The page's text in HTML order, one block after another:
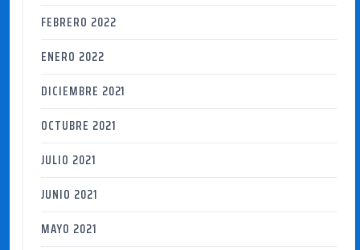
FEBRERO 2022
ENERO 2022
DICIEMBRE 2021
OCTUBRE 2021
JULIO 2021
JUNIO 2021
MAYO 2021